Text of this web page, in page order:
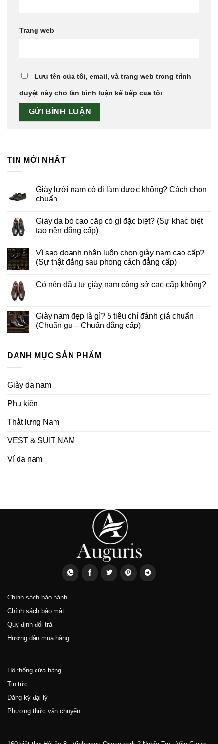
Trang web
Lưu tên của tôi, email, và trang web trong trình
duyệt này cho lần bình luận kế tiếp của tôi.
TIN MỚI NHẤT
Giày lười nam có đi làm được không? Cách chọn
chuẩn
Giày da bò cao cấp có gì đặc biệt? (Sự khác biệt
tạo nên đẳng cấp)
Vì sao doanh nhân luôn chọn giày nam cao cấp?
(Sự thật đằng sau phong cách đẳng cấp)
Có nên đầu tư giày nam công sở cao cấp không?
Giày nam đẹp là gì? 5 tiêu chí đánh giá chuẩn
(Chuẩn gu – Chuẩn đẳng cấp)
DANH MỤC SẢN PHẨM
Giày da nam
Phụ kiện
Thắt lưng Nam
VEST & SUIT NAM
Ví da nam
Chính sách bảo hành
Chính sách bảo mật
Quy định đổi trả
Hướng dẫn mua hàng
Hệ thống cửa hàng
Tin tức
Đăng ký đại lý
Phương thức vận chuyển